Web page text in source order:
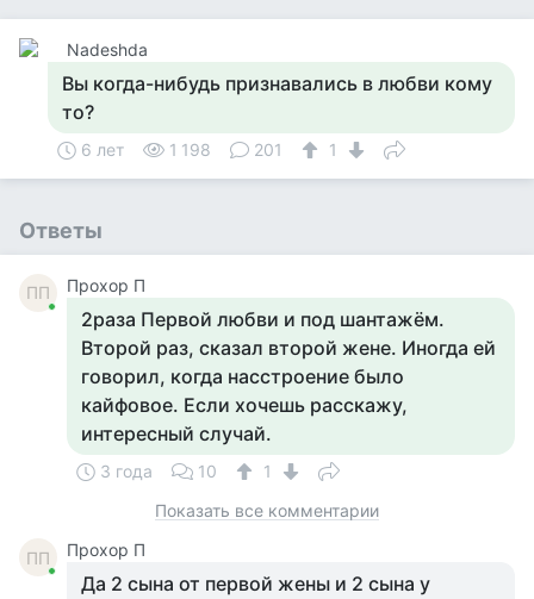
Nadeshda
Вы когда-нибудь признавались в любви кому
то?
6 лет 1 198 201 1
Ответы
ПП Прохор П
2раза Первой любви и под шантажём.
Второй раз, сказал второй жене. Иногда ей
говорил, когда насстроение было
кайфовое. Если хочешь расскажу,
интересный случай.
3 года 10
1
Показать все комментарии
ПП Прохор П
Да 2 сына от первой жены и 2 сына у